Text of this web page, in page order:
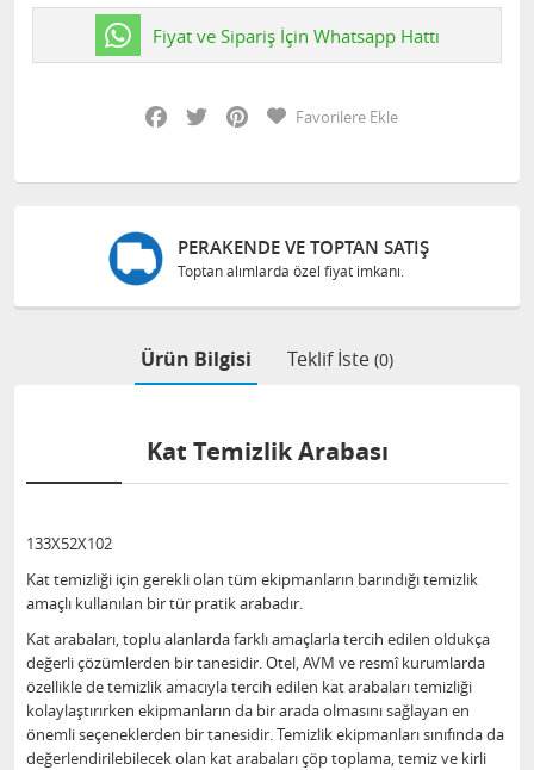
Fiyat ve Sipariş İçin Whatsapp Hattı
Facebook
Twitter PinterestFavorilere Ekle
PERAKENDE VE TOPTAN SATIŞ
Toptan alımlarda özel fiyat imkanı.
Ürün Bilgisi Teklif İste (0)
Kat Temizlik Arabası
133X52X102
Kat temizliği için gerekli olan tüm ekipmanların barındığı temizlik
amaçlı kullanılan bir tür pratik arabadır.
Kat arabaları, toplu alanlarda farklı amaçlarla tercih edilen oldukça
değerli çözümlerden bir tanesidir. Otel, AVM ve resmî kurumlarda
özellikle de temizlik amacıyla tercih edilen kat arabaları temizliği
kolaylaştırırken ekipmanların da bir arada olmasını sağlayan en
önemli seçeneklerden bir tanesidir. Temizlik ekipmanları sınıfında da
değerlendirilebilecek olan kat arabaları çöp toplama, temiz ve kirli